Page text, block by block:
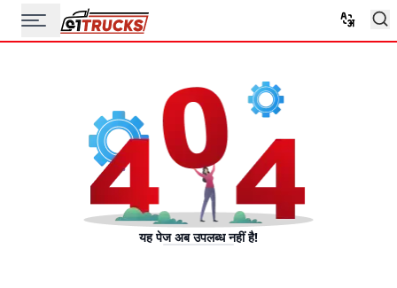
यह पेज अब उपलब्ध नहीं है!